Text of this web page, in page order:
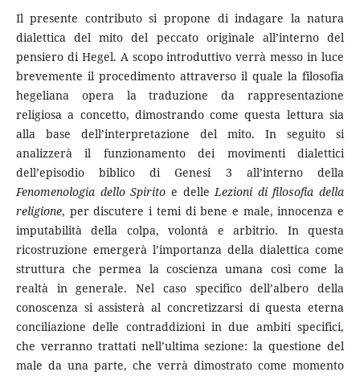
Il presente contributo si propone di indagare la natura
dialettica del mito del peccato originale all’interno del
pensiero di Hegel. A scopo introduttivo verrà messo in luce
brevemente il procedimento attraverso il quale la filosofia
hegeliana opera la traduzione da rappresentazione
religiosa a concetto, dimostrando come questa lettura sia
alla base dell’interpretazione del mito. In seguito si
analizzerà il funzionamento dei movimenti dialettici
dell’episodio biblico di Genesi 3 all’interno della
Fenomenologia dello Spirito e delleLezioni di filosofia della
religione, per discutere i temi di bene e male, innocenza e
imputabilità della colpa, volontà e arbitrio. In questa
ricostruzione emergerà l’importanza della dialettica come
struttura che permea la coscienza umana così come la
realtà in generale. Nel caso specifico dell’albero della
conoscenza si assisterà al concretizzarsi di questa eterna
conciliazione delle contraddizioni in due ambiti specifici,
che verranno trattati nell’ultima sezione: la questione del
male da una parte, che verrà dimostrato come momento